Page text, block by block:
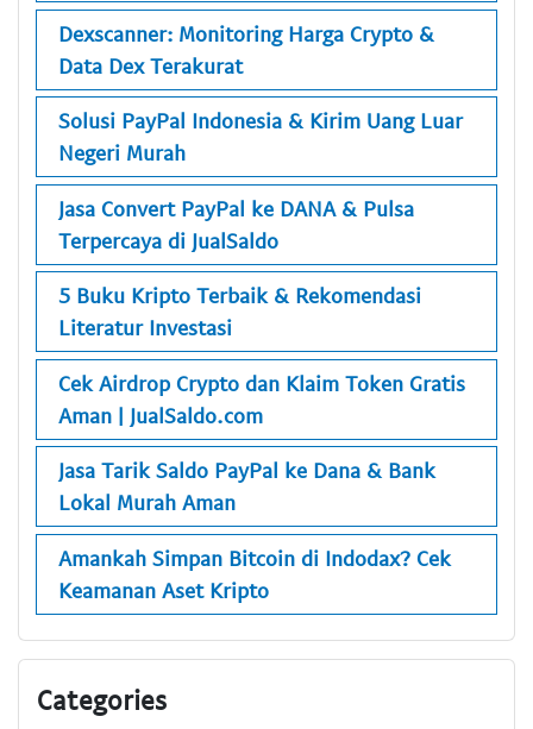
Dexscanner: Monitoring Harga Crypto &
Data Dex Terakurat
Solusi PayPal Indonesia & Kirim Uang Luar
Negeri Murah
Jasa Convert PayPal ke DANA & Pulsa
Terpercaya di JualSaldo
5 Buku Kripto Terbaik & Rekomendasi
Literatur Investasi
Cek Airdrop Crypto dan Klaim Token Gratis
Aman | JualSaldo.com
Jasa Tarik Saldo PayPal ke Dana & Bank
Lokal Murah Aman
Amankah Simpan Bitcoin di Indodax? Cek
Keamanan Aset Kripto
Categories